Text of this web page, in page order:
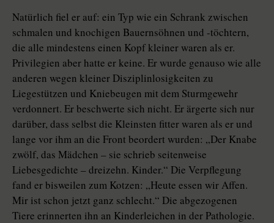
Natürlich fiel er auf: ein Typ wie ein Schrank zwischen
schmalen und knochigen Bauernsöhnen und -töchtern,
die alle mindestens einen Kopf kleiner waren als er.
Privilegien aber hatte er keine. Er wurde genauso wie alle
anderen wegen kleiner Disziplinlosigkeiten zu
Liegestützen und Kniebeugen mit dem Sturmgewehr
verdonnert. Er beschwerte sich nicht. Er ärgerte sich nur
darüber, dass selbst die Kleinsten fitter waren als er und
lange vor ihm an die Front beordert wurden: „Der Knabe
zwölf, das Mädchen – sie schrieb seitenweise
Liebesgedichte – dreizehn. Kinder.“ Die Verpflegung
fand er bisweilen zum Kotzen: „Heute essen wir Affen.
Mir ist schon jetzt ganz schlecht.“ Die abgezogenen
Tiere erinnerten ihn an Kinderleichen in der Pathologie.